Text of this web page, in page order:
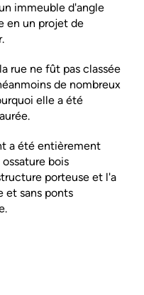
immeuble d'angle
en un projet de
rue ne fût pas classée
de nombreux
elle a été
a été entièrement
bois
porteuse et l'a
et sans ponts